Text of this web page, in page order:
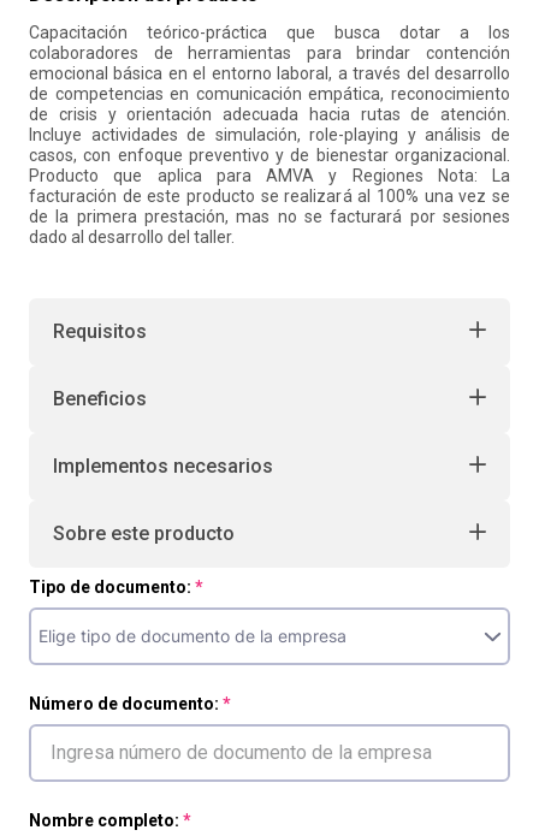
Capacitación teórico-práctica que busca dotar a los
colaboradores de herramientas para brindar contención
emocional básica en el entorno laboral, a través del desarrollo
de competencias en comunicación empática, reconocimiento
de crisis y orientación adecuada hacia rutas de atención.
Incluye actividades de simulación, role-playing y análisis de
casos, con enfoque preventivo y de bienestar organizacional.
Producto que aplica para AMVA y Regiones Nota: La
facturación de este producto se realizará al 100% una vez se
de la primera prestación, mas no se facturará por sesiones
dado al desarrollo del taller.
Requisitos
Beneficios
Implementos necesarios
Sobre este producto
Tipo de documento:
Número de documento:
Nombre completo:
10
liderazgo